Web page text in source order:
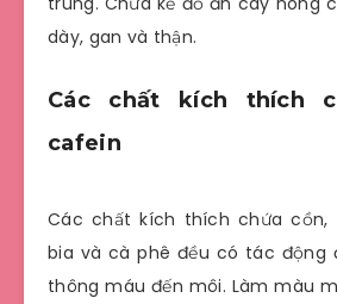
dày, gan và thận.
Các chất kích thích
cafein
Các chất kích thích chứa cồn,
bia và cà phê đều có tác động
thông máu đến môi. Làm màu